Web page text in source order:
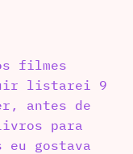
filmes
listarei 9
antes de
para
gostava